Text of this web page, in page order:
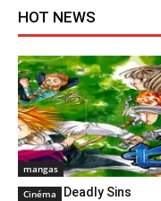
HOT NEWS
mangas
Sevens Deadly Sins
Cinéma